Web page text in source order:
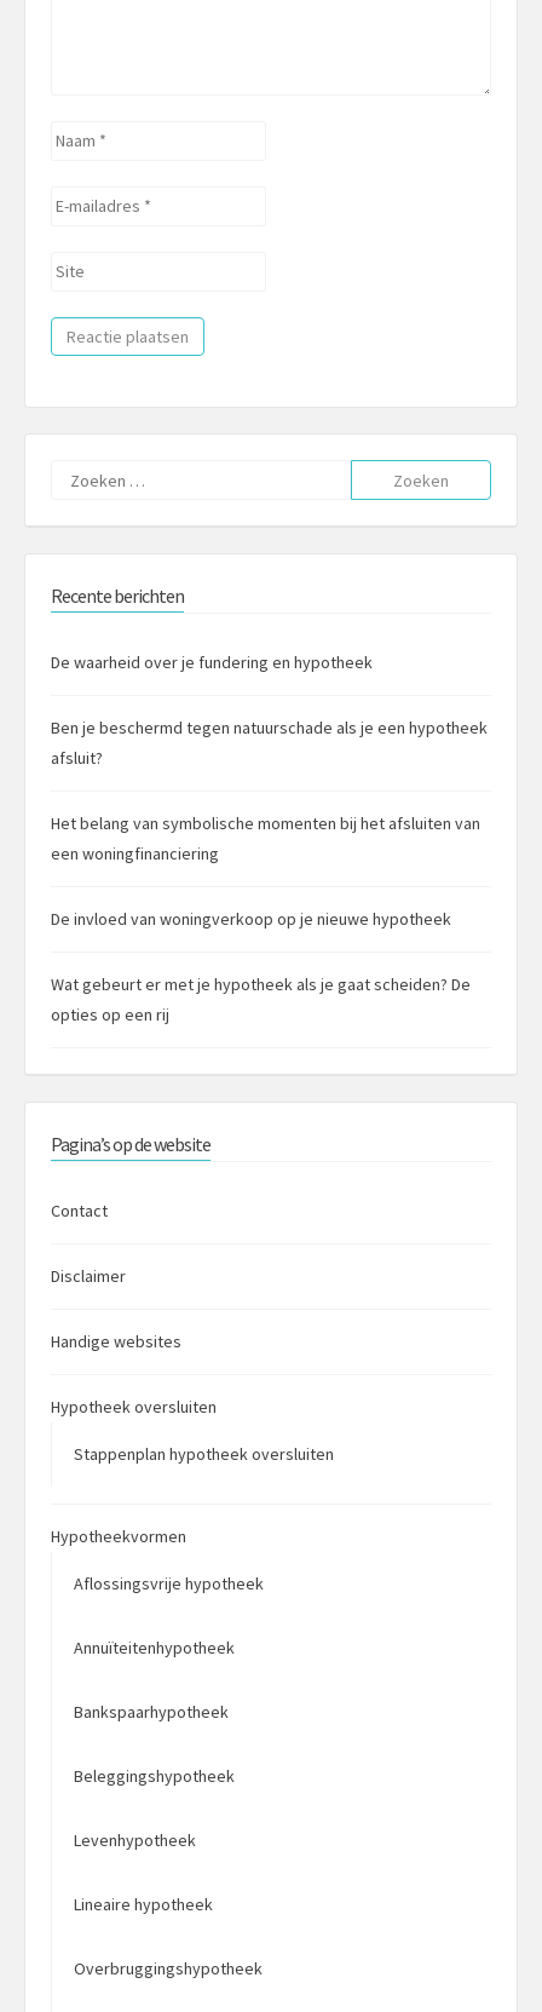
Naam
E-
Site
Zoeken
naar:
Recente berichten
De waarheid over je fundering en hypotheek
Ben je beschermd tegen natuurschade als je een hypotheek
afsluit?
Het belang van symbolische momenten bij het afsluiten van
een woningfinanciering
De invloed van woningverkoop op je nieuwe hypotheek
Wat gebeurt er met je hypotheek als je gaat scheiden? De
opties op een rij
Pagina’s op de website
Contact
Disclaimer
Handige websites
Hypotheek oversluiten
Stappenplan hypotheek oversluiten
Hypotheekvormen
Aflossingsvrije hypotheek
Annuïteitenhypotheek
Bankspaarhypotheek
Beleggingshypotheek
Levenhypotheek
Lineaire hypotheek
Overbruggingshypotheek